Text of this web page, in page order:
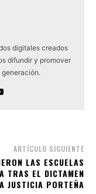
digitales creados
difundir y promover
ARTÍCULO SIGUIENTE
LAS ESCUELAS
TRAS EL DICTAMEN
JUSTICIA PORTEÑA